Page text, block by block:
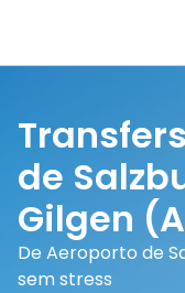
de
Gilgen
De Aeroporto de
sem stress